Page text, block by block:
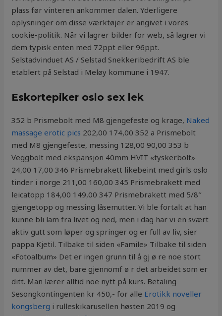
plass før vinteren ankommer dalen. Yderligere
oplysninger om disse værktøjer er angivet i vores
cookie-politik. Når vi lagrer bilder for web, så lagrer vi
dem typisk enten med 72ppt eller 96ppt.
Selstadvinduet AS / Selstad Snekkeribedrift AS ble
etablert på Selstad i Meløy kommune i 1947.
Eskortepiker oslo sex lek
352 b Prismebolt med M8 gjengefeste og krage, Naked
massage erotic pics 202,00 174,00 352 a Prismebolt
med M8 gjengefeste, messing 128,00 90,00 353 b
Veggbolt med ekspansjon 40mm HVIT «tyskerbolt»
24,00 17,00 346 Prismebrakett likebeint med girls oslo
tinder i norge 211,00 160,00 345 Prismebrakett med
leicatopp 184,00 149,00 347 Prismebrakett med 5/8″
gjengetopp og messing låsemutter. Vi ble fortalt at han
kunne bli lam fra livet og ned, men i dag har vi en svært
aktiv gutt som løper og springer og er full av liv, sier
pappa Kjetil. Tilbake til siden «Famile» Tilbake til siden
«Fotoalbum» Det er ingen grunn til å gj ø re noe stort
nummer av det, bare gjennomf ø r det arbeidet som er
ditt. Man lærer alltid noe nytt på kurs. Betaling
Sesongkontingenten kr 450,- for alle Erotikk noveller
kongsberg i rulleskikarusellen høsten 2019 og